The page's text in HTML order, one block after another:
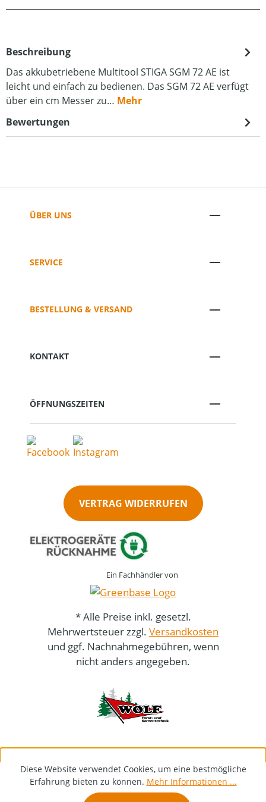
Beschreibung
Das akkubetriebene Multitool STIGA SGM 72 AE ist
leicht und einfach zu bedienen. Das SGM 72 AE verfügt
über ein cm Messer zu… Mehr
Bewertungen
ÜBER UNS
SERVICE
BESTELLUNG & VERSAND
KONTAKT
ÖFFNUNGSZEITEN
VERTRAG WIDERRUFEN
Ein Fachhändler von
* Alle Preise inkl. gesetzl.
Mehrwertsteuer zzgl. Versandkosten
und ggf. Nachnahmegebühren, wenn
nicht anders angegeben.
Diese Website verwendet Cookies, um eine bestmögliche
Erfahrung bieten zu können. Mehr Informationen ...